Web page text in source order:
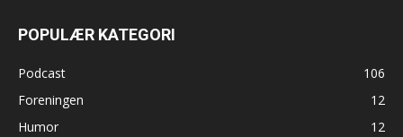
POPULÆR KATEGORI
Podcast
106
Foreningen
12
Humor
12